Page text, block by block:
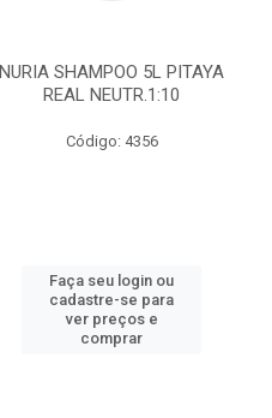
NURIA SHAMPOO 5L PITAYA
REAL NEUTR.1:10
Código: 4356
Faça seu login ou
cadastre-se para
ver preços e
comprar